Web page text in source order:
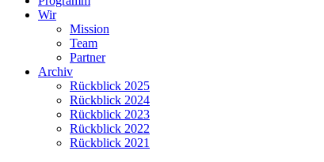
Wir
Mission
Team
Partner
Archiv
Rückblick 2025
Rückblick 2024
Rückblick 2023
Rückblick 2022
Rückblick 2021